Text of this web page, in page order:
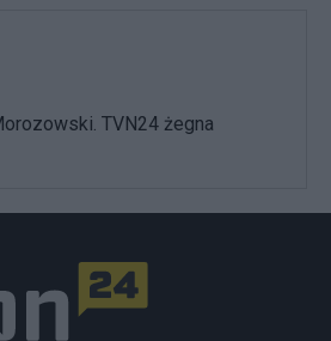
TVN24 żegna